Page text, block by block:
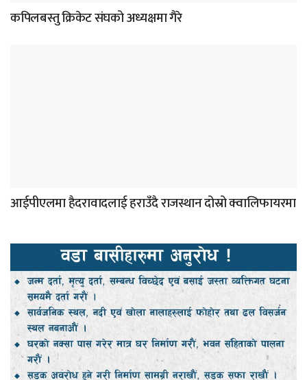
कपिलबस्तु क्रिकेट संघको अध्यक्षमा गैरे
आईपीएलमा हैदरावादलाई हराउँदै राजस्थान दोस्रो क्वालिफायरमा